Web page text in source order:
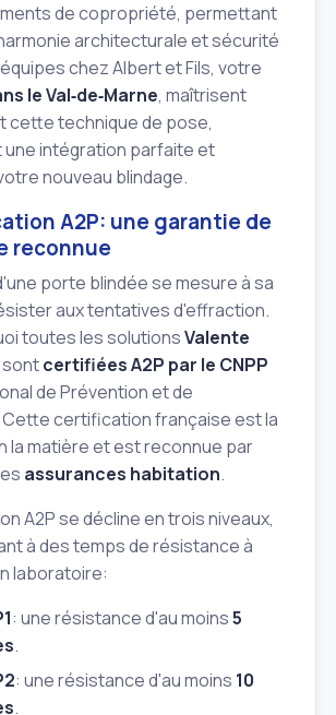
de copropriété, permettant
architecturale et sécurité
chez Albert et Fils, votre
le Val‑de‑Marne, maîtrisent
cette technique de pose,
intégration parfaite et
nouveau blindage.
A2P: une garantie de
reconnue
porte blindée se mesure à sa
aux tentatives d'effraction.
toutes les solutionsValente
sontcertifiées A2P par le CNPP
de Prévention et de
certification française est la
la matière et est reconnue par
assurances habitation.
A2P se décline en trois niveaux,
à des temps de résistance à
laboratoire:
: une résistance d'au moins5
.
: une résistance d'au moins 10
.